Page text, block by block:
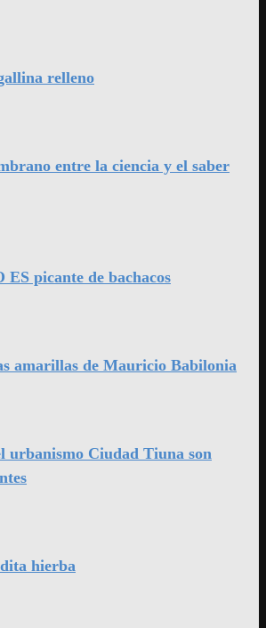
relleno
entre la ciencia y el saber
ES picante de bachacos
amarillas de Mauricio Babilonia
urbanismo Ciudad Tiuna son
hierba